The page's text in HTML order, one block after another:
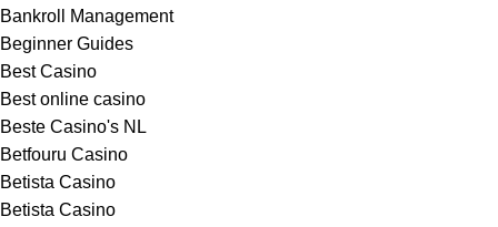
Bankroll Management
Beginner Guides
Best Casino
Best online casino
Beste Casino's NL
Betfouru Casino
Betista Casino
Betista Casino